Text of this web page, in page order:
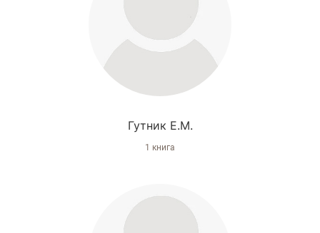
Гутник Е.М.
1 книга